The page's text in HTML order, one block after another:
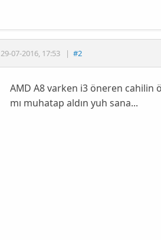
29-07-2016, 17:53 | #2
AMD A8 varken i3 öneren cahilin
mı muhatap aldın yuh sana...